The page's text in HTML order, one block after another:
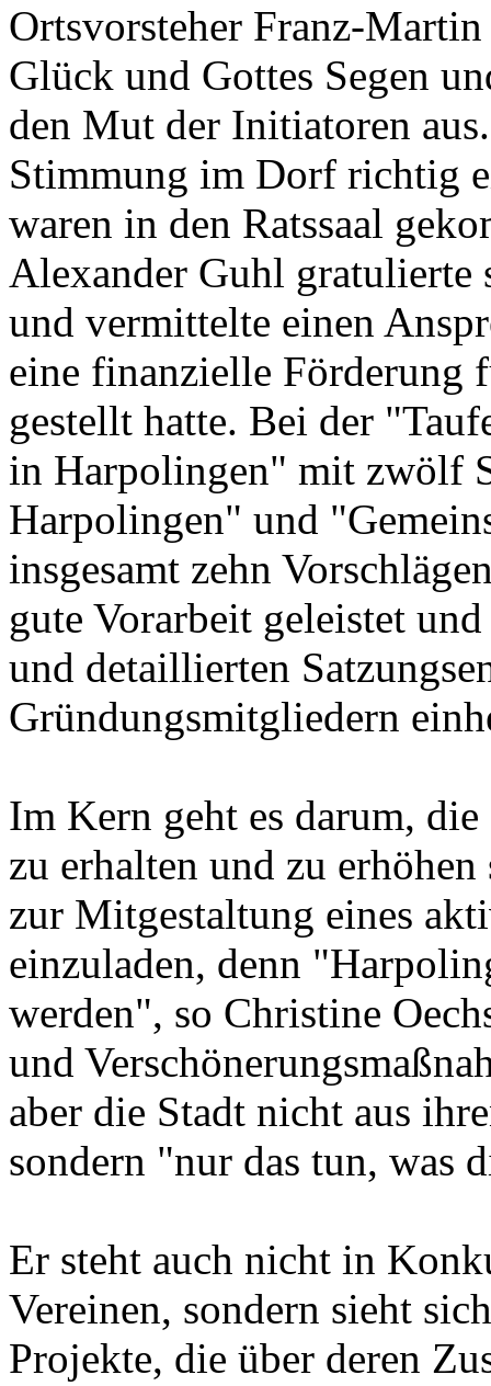
Ortsvorsteher Franz-
Glück und Gottes Segen
den Mut der Initiatoren
Stimmung im Dorf richtig
waren in den Ratssaal
Alexander Guhl
und vermittelte einen
eine finanzielle Förderung
gestellt hatte. Bei der
in Harpolingen" mit zwölf
Harpolingen" und
insgesamt zehn
gute Vorarbeit geleistet
und detaillierten
Gründungsmitgliedern
Im Kern geht es darum,
zu erhalten und zu
zur Mitgestaltung eines
einzuladen, denn
werden", so Christine
und
aber die Stadt nicht aus
sondern "nur das tun, was
Er steht auch nicht in
Vereinen, sondern sieht
Projekte, die über deren